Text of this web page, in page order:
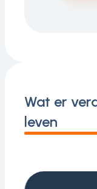
Wat er
leven